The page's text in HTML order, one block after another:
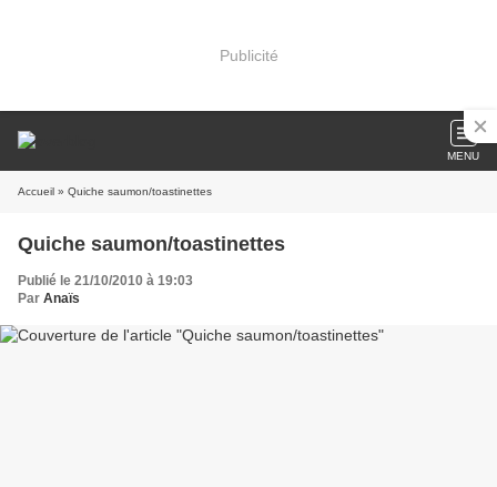
Publicité
MENU
Accueil » Quiche saumon/toastinettes
Quiche saumon/toastinettes
Publié le 21/10/2010 à 19:03
Par Anaïs